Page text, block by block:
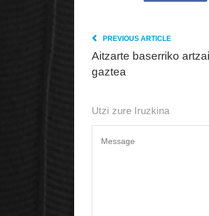
PREVIOUS ARTICLE
Aitzarte baserriko
gaztea
Utzi zure Iruzkina